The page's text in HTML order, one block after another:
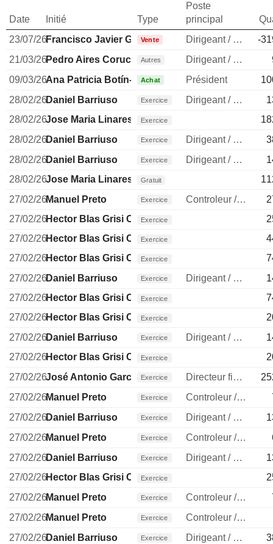
Date Initié Type
Poste
principal
23/07/26Francisco Javier García-Carranza Benjumea
Vente Dirigeant / cadre principal
-
21/03/26Pedro Aires Coruche Castro e Almeida
Autres Dirigeant / cadre principal
09/03/26Ana Patricia Botín-Sanz de Sautuola O'Shea
Achat Président
28/02/26Daniel Barriuso Exercice Dirigeant / cadre principal
28/02/26Jose Maria Linares Perou
Exercice
28/02/26Daniel Barriuso Exercice Dirigeant / cadre principal
28/02/26Daniel Barriuso Exercice Dirigeant / cadre principal
28/02/26Jose Maria Linares Perou
Gratuit
27/02/26Manuel Preto Exercice Controleur / auditeur
27/02/26Hector Blas Grisi Checa
Exercice
27/02/26Hector Blas Grisi Checa
Exercice
27/02/26Hector Blas Grisi Checa
Exercice
27/02/26Daniel Barriuso Exercice Dirigeant / cadre principal
27/02/26Hector Blas Grisi Checa
Exercice
27/02/26Hector Blas Grisi Checa
Exercice
27/02/26Daniel Barriuso Exercice Dirigeant / cadre principal
27/02/26Hector Blas Grisi Checa
Exercice
27/02/26José Antonio García Cantera
Exercice Directeur financier
27/02/26Manuel Preto Exercice Controleur / auditeur
27/02/26Daniel Barriuso Exercice Dirigeant / cadre principal
27/02/26Manuel Preto Exercice Controleur / auditeur
27/02/26Daniel Barriuso Exercice Dirigeant / cadre principal
27/02/26Hector Blas Grisi Checa
Exercice
27/02/26Manuel Preto Exercice Controleur / auditeur
27/02/26Manuel Preto Exercice
Controleur / auditeur
27/02/26Daniel Barriuso Exercice Dirigeant / cadre principal